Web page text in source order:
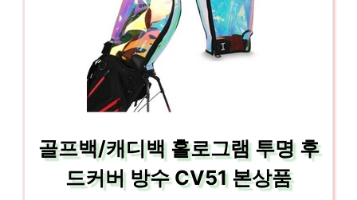
골프백/캐디백 홀로그램 투명 후
드커버 방수 CV51 본상품